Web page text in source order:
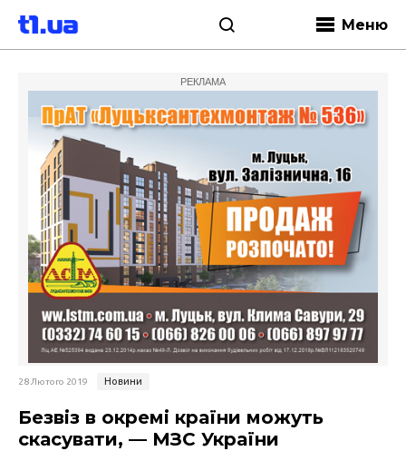
Меню
РЕКЛАМА
28 Лютого 2019 Новини
Безвіз в окремі країни можуть
скасувати, — МЗС України